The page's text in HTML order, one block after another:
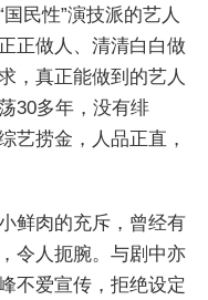
民性”演技派的艺人
正做人、清清白白做
，真正能做到的艺人
30多年，没有绯
艺捞金，人品正直，
鲜肉的充斥，曾经有
令人扼腕。与剧中亦
不爱宣传，拒绝设定